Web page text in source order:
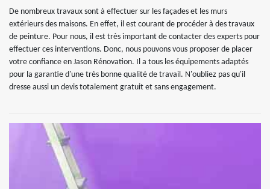
De nombreux travaux sont à effectuer sur les façades et les murs
extérieurs des maisons. En effet, il est courant de procéder à des travaux
de peinture. Pour nous, il est très important de contacter des experts pour
effectuer ces interventions. Donc, nous pouvons vous proposer de placer
votre confiance en Jason Rénovation. Il a tous les équipements adaptés
pour la garantie d'une très bonne qualité de travail. N'oubliez pas qu'il
dresse aussi un devis totalement gratuit et sans engagement.